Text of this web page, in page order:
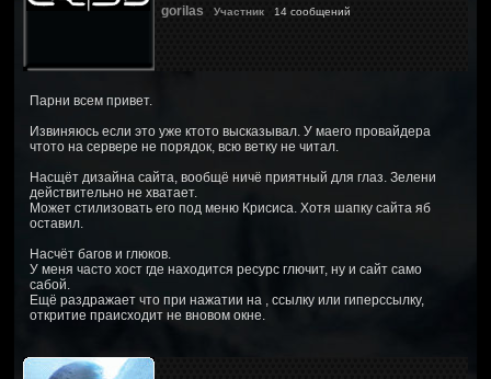
gorilas Участник 14 сообщений
Парни всем привет.
Извиняюсь если это уже ктото высказывал. У маего провайдера
чтото на сервере не порядок, всю ветку не читал.
Насщёт дизайна сайта, вообщё ничё приятный для глаз. Зелени
действительно не хватает.
Может стилизовать его под меню Крисиса. Хотя шапку сайта яб
оставил.
Насчёт багов и глюков.
У меня часто хост где находится ресурс глючит, ну и сайт само
сабой.
Ещё раздражает что при нажатии на , ссылку или гиперссылку,
откритие праисходит не вновом окне.